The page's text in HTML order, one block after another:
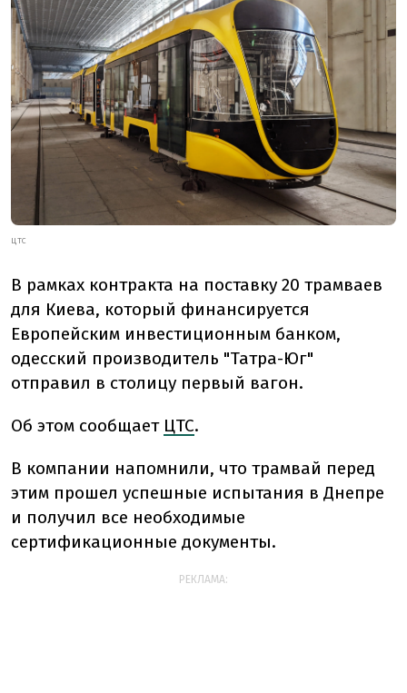
ЦТС
В рамках контракта на поставку 20 трамваев
для Киева, который финансируется
Европейским инвестиционным банком,
одесский производитель "Татра-Юг"
отправил в столицу первый вагон.
Об этом сообщает ЦТС.
В компании напомнили, что трамвай перед
этим прошел успешные испытания в Днепре
и получил все необходимые
сертификационные документы.
РЕКЛАМА: